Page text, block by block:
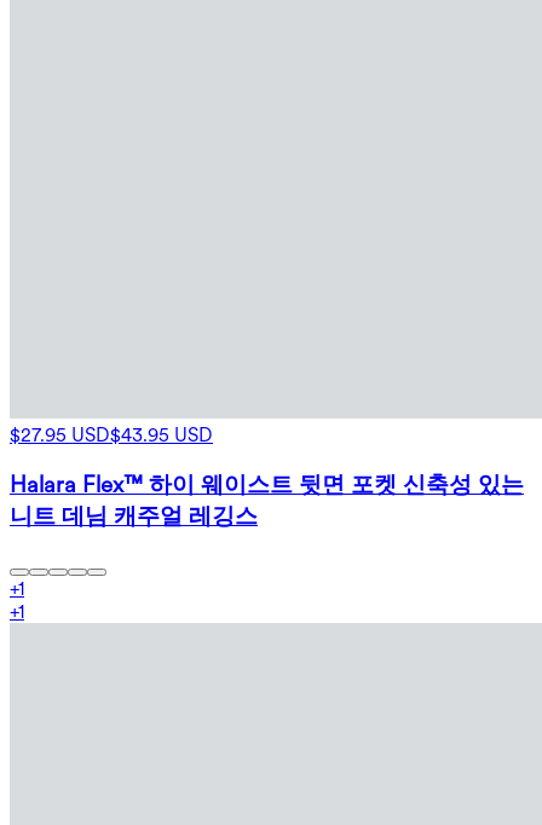
$27.95 USD$43.95 USD
Halara Flex™ 하이 웨이스트 뒷면 포켓 신축성 있는
니트 데님 캐주얼 레깅스
+1
+1